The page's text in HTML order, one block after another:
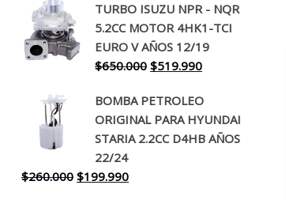
original
era:
$130.000.
actual
es:
$94.990.
TURBO ISUZU NPR - NQR
5.2CC MOTOR 4HK1-TCI
EURO V AÑOS 12/19
$650.000 El
original
era:
$650.000.
$519.990El
actual
es:
$519.990.
BOMBA PETROLEO
ORIGINAL PARA HYUNDAI
STARIA 2.2CC D4HB AÑOS
22/24
$260.000 El
$199.990El